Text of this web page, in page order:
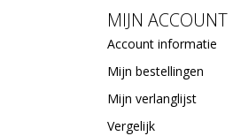
MIJN ACCOUNT
Account informatie
Mijn bestellingen
Mijn verlanglijst
Vergelijk